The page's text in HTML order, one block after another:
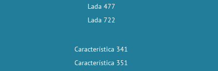
Lada 477
Lada 722
Característica 341
Característica 351